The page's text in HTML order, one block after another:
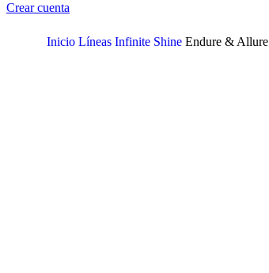
Crear cuenta
Inicio Líneas Infinite Shine Endure & Allure